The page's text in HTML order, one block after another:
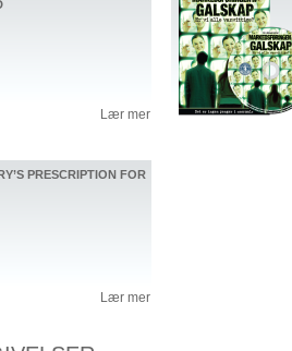
Lær mer
PRESCRIPTION FOR
Lær mer